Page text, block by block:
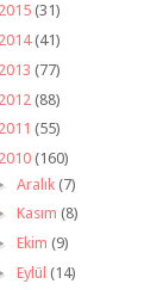
2015 (31)
2014(41)
2013 (77)
2012 (88)
2011 (55)
2010 (160)
Aralık (7)
Kasım (8)
Ekim (9)
Eylül (14)